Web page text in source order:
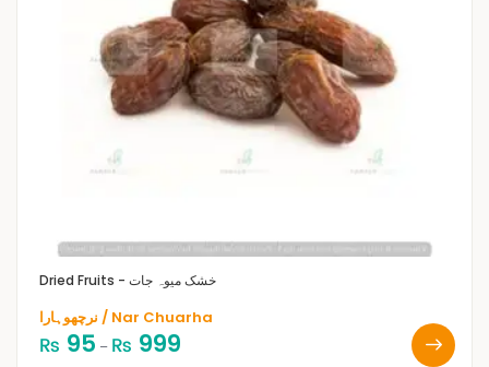
Dried Fruits - خشک میوہ جات
نرچھوہارا / Nar Chuarha
₨ 95 – ₨ 999